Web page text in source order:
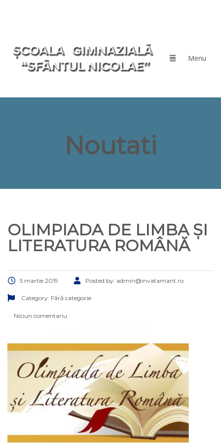
Noutati
OLIMPIADA DE LIMBA ȘI
LITERATURA ROMÂNĂ
5 martie 2019 Posted by: admin@invatamant.ro
Category: Fără categorie
Niciun comentariu